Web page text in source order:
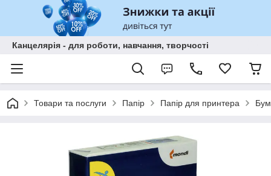
Канцелярія - для роботи, навчання, творчості
Товари та послуги Папір Папір для принтера